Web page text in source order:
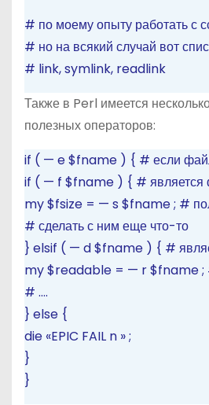
# по моему опыту работать с
# но на всякий случай вот
# link, symlink, readlink
Также в Perl имеется
полезных операторов:
if ( — e$fname ) { # если
if ( — f $fname ) { #
my$fsize = — s $fname; #
# сделать с ним еще что-то
} elsif ( — d$fname ) { #
my$readable = — r$fname;
# ….
} else {
die «EPIC FAIL n »;
}
}